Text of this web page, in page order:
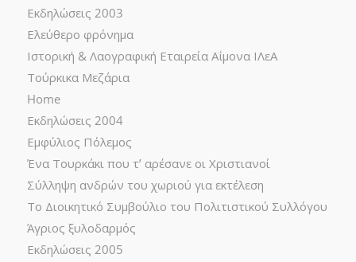
Εκδηλώσεις 2003
Ελεύθερο φρόνημα
Ιστορική & Λαογραφική Εταιρεία Αΐμονα ΙΛεΑ
Τούρκικα Μεζάρια
Home
Εκδηλώσεις 2004
Εμφύλιος Πόλεμος
Ένα Τουρκάκι που τ’ αρέσανε οι Χριστιανοί
Σύλληψη ανδρών του χωριού για εκτέλεση
Το Διοικητικό Συμβούλιο του Πολιτιστικού Συλλόγου
Άγριος ξυλοδαρμός
Εκδηλώσεις 2005